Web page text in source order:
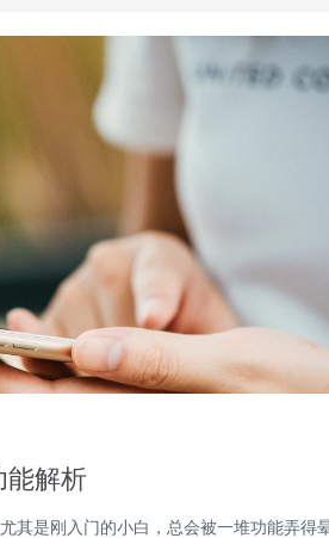
能解析
其是刚入门的小白，总会被一堆功能弄得